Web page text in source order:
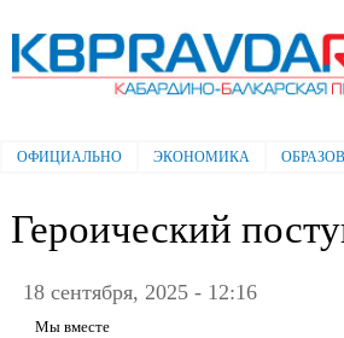
Электронная газета "Кабардино-
Балкарская правда"
Главное меню
ОФИЦИАЛЬНО ЭКОНОМИКА
Героический
18 сентября, 2025 - 12:16
Мы вместе